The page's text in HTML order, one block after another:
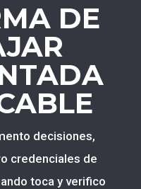
DE
decisiones,
credenciales de
toca y verifico